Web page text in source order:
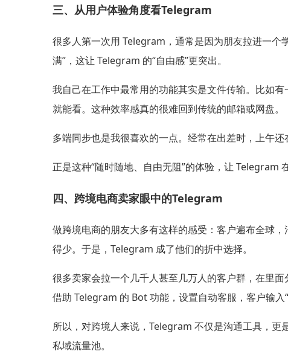
三、从用户体验角度看Telegram
很多人第一次用 Telegram，通常是因为朋友拉进一个
满”，这让 Telegram 的“自由感”更突出。
我自己在工作中最常用的功能其实是文件传输。比如
就能看。这种效率感真的很难回到传统的邮箱或网盘。
多端同步也是我很喜欢的一点。经常在出差时，上午
正是这种“随时随地、自由无阻”的体验，让 Telegram
四、跨境电商卖家眼中的Telegram
做跨境电商的朋友大多有这样的感受：客户遍布全球
得少。于是，Telegram 成了他们的折中选择。
很多卖家会拉一个几千人甚至几万人的客户群，在里
借助 Telegram 的 Bot 功能，设置自动客服，客户输入
所以，对跨境人来说，Telegram 不仅是沟通工具，更
私域流量池。